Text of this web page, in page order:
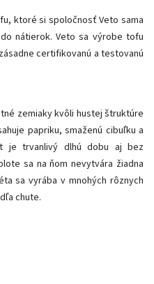
ktoré si spoločnosť Veto sama
nátierok. Veto sa výrobe tofu
certifikovanú a testovanú
zemiaky kvôli hustej štruktúre
papriku, smaženú cibuľku a
je trvanlivý dlhú dobu aj bez
sa na ňom nevytvára žiadna
sa vyrába v mnohých rôznych
chute.